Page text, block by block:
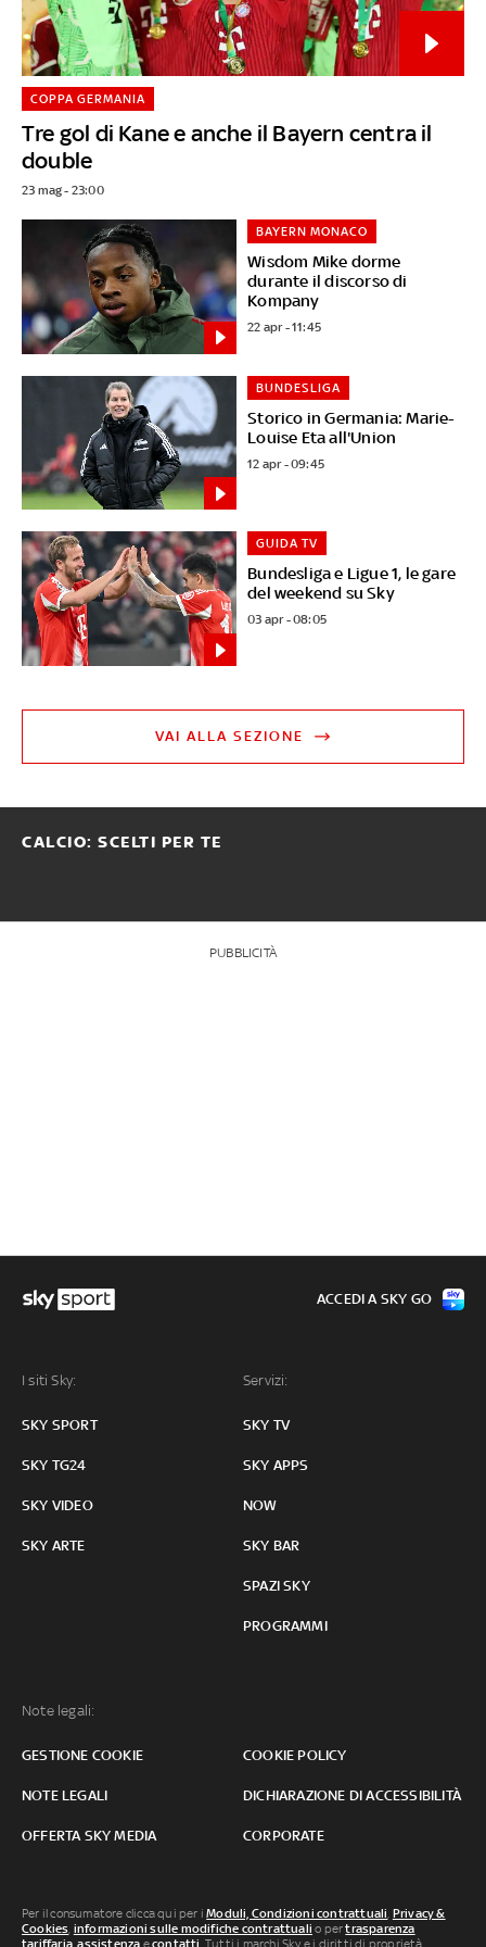
Tre gol di Kane e anche il Bayern centra il
double
COPPA GERMANIA
23 mag - 23:00
Wisdom Mike dorme
durante il discorso di
Kompany
BAYERN MONACO
22 apr - 11:45
Storico in Germania: Marie-
Louise Eta all'Union
BUNDESLIGA
12 apr - 09:45
Bundesliga e Ligue 1, le gare
del weekend su Sky
GUIDA TV
03 apr - 08:05
VAI ALLA SEZIONE
CALCIO: SCELTI PER TE
PUBBLICITÀ
I siti Sky:
SKY SPORT
SKY TG24
SKY VIDEO
SKY ARTE
Servizi:
SKY TV
SKY APPS
NOW
SKY BAR
SPAZI SKY
PROGRAMMI
Note legali:
GESTIONE COOKIE COOKIE POLICY
NOTE LEGALI DICHIARAZIONE DI ACCESSIBILITÀ
OFFERTA SKY MEDIA CORPORATE
ACCEDI A SKY GO
Per il consumatore clicca qui per iModuli, Condizioni contrattuali, Privacy &
Cookies, informazioni sulle modifiche contrattuali o pertrasparenza